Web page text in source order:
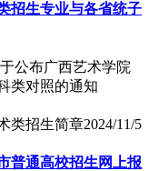
招生专业与各省统子
公布广西艺术学院
类对照的通知
类招生简章2024/11/5
普通高校招生网上报